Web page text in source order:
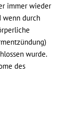
immer wieder
wenn durch
wurde.
des